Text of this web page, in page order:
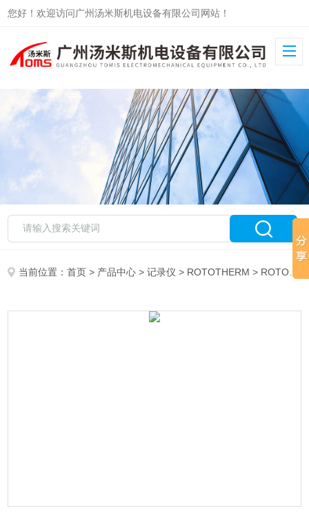
您好！欢迎访问广州汤米斯机电设备有限公司网站！
当前位置：首页 > 产品中心 >记录仪 > ROTOTHERM > ROTOTHERM记录仪SEN30